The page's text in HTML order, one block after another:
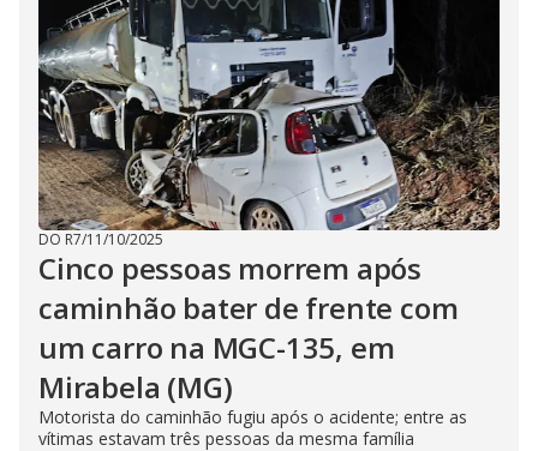
DO R7/11/10/2025
Cinco pessoas morrem após
caminhão bater de frente com
um carro na MGC-135, em
Mirabela (MG)
Motorista do caminhão fugiu após o acidente; entre as
vítimas estavam três pessoas da mesma família